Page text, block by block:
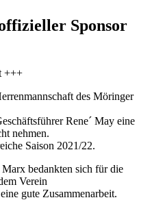
Sponsor
+++
des Möringer
Rene´ May eine
nehmen.
Saison 2021/22.
bedankten sich für die
Verein
gute Zusammenarbeit.